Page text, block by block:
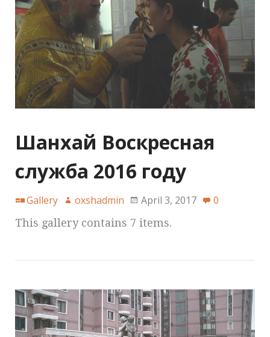
Шанхай Воскресная
служба 2016 году
Gallery oxshadmin April 3, 2017 0
This gallery contains 7 items.